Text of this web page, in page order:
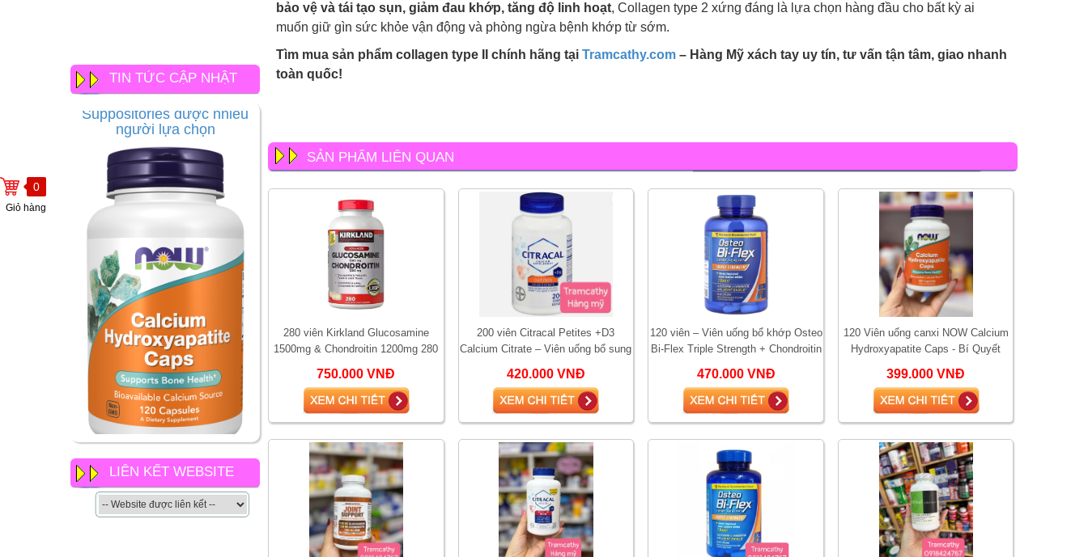
0
Giỏ hàng
TIN TỨC CẬP NHẬT
nay Vì sao Preparation H
Suppositories được nhiều
NOW Calcium
Hydroxyapatite Caps có gì
khác so với các loại canxi
khác của now
LIÊN KẾT WEBSITE
bảo vệ và tái tạo sụn, giảm đau khớp, tăng độ linh hoạt, Collagen type 2 xứng đáng là lựa chọn hàng đầu cho bất kỳ ai
muốn giữ gìn sức khỏe vận động và phòng ngừa bệnh khớp từ sớm.
Tìm mua sản phẩm collagen type II chính hãng tại Tramcathy.com – Hàng Mỹ xách tay uy tín, tư vấn tận tâm, giao nhanh
toàn quốc!
SẢN PHẨM LIÊN QUAN
280 viên Kirkland Glucosamine
1500mg & Chondroitin 1200mg 280
khớ
750.000 VNĐ
200 viên Citracal Petites +D3
Calcium Citrate – Viên uống bổ sung
420.000 VNĐ
120 viên – Viên uống bổ khớp Osteo
Bi-Flex Triple Strength + Chondroitin
470.000 VNĐ
120 Viên uống canxi NOW Calcium
Hydroxyapatite Caps - Bí Quyết
399.000 VNĐ